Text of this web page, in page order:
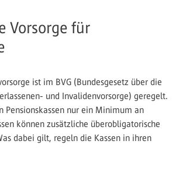
Vorsorge für
ist im BVG (Bundesgesetz über die
und Invalidenvorsorge) geregelt.
Pensionskassen nur ein Minimum an
können zusätzliche überobligatorische
dabei gilt, regeln die Kassen in ihren